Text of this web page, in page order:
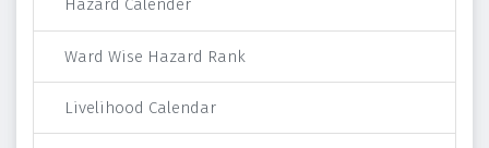
Hazard Calender
Ward Wise Hazard Rank
Livelihood Calendar